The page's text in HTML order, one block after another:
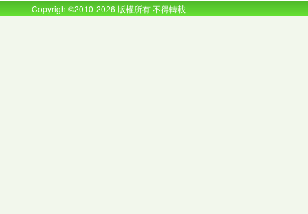
Copyright©2010-2026 版權所有 不得轉載